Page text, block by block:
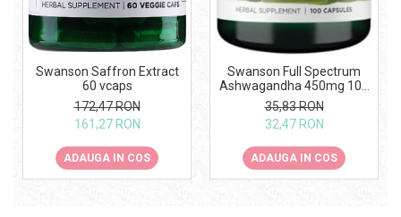
Swanson Saffron Extract
60 vcaps
172,47 RON
161,27 RON
ADAUGA IN COS
Swanson Full Spectrum
Ashwagandha 450mg 100
caps
35,83 RON
32,47 RON
ADAUGA IN COS